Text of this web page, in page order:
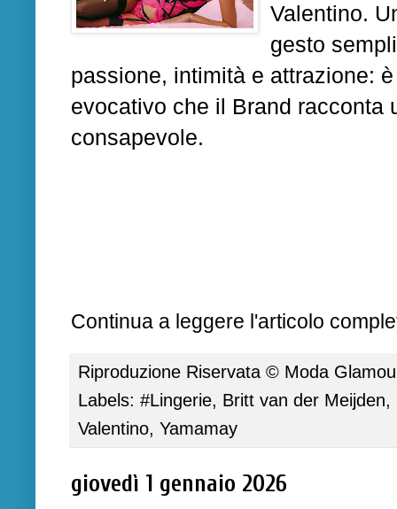
Valentino.
gesto
passione, intimità e attrazione:
evocativo che il Brand racconta
consapevole.
Continua a leggere l'articolo
Riproduzione Riservata © Moda
Labels: #Lingerie Britt van der Meijden
Valentino Yamamay
giovedì 1 gennaio 2026